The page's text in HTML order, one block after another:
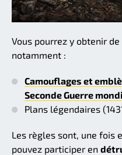
Vous pourrez y obtenir
notamment :
Camouflages et
Seconde Guerre
Plans légendaires
Les règles sont, une fois
pouvez participer en